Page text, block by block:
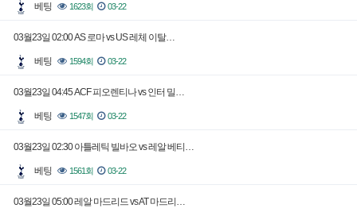
베팅 1623회 03-22
03월23일 02:00 AS 로마 vs US 레체 이탈…
베팅 1594회 03-22
03월23일 04:45 ACF 피오렌티나 vs 인터 밀…
베팅 1547회 03-22
03월23일 02:30 아틀레틱 빌바오 vs 레알 베티…
베팅 1561회 03-22
03월23일 05:00 레알 마드리드 vs AT 마드리…